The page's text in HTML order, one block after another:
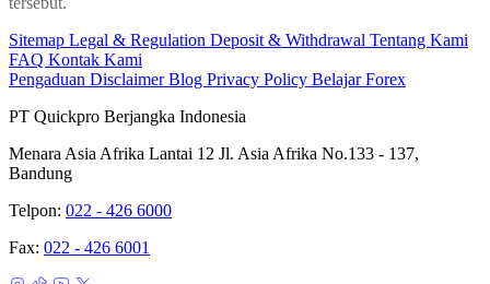
Sitemap Legal & Regulation Deposit & Withdrawal Tentang Kami
FAQ Kontak Kami
Pengaduan DisclaimerBlog Privacy Policy Belajar Forex
PT Quickpro Berjangka Indonesia
Menara Asia Afrika Lantai 12 Jl. Asia Afrika No.133 - 137,
Bandung
Telpon: 022 - 426 6000
Fax: 022 - 426 6001